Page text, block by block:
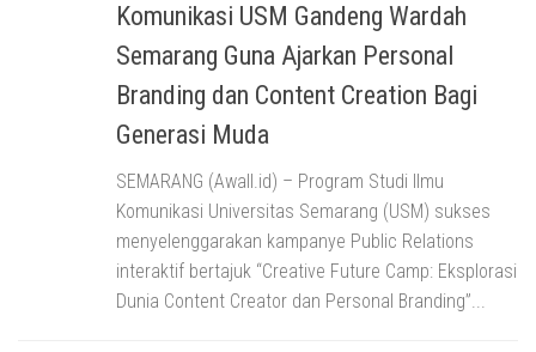
Komunikasi USM Gandeng Wardah
Semarang Guna Ajarkan Personal
Branding dan Content Creation Bagi
Generasi Muda
SEMARANG (Awall.id) – Program Studi Ilmu
Komunikasi Universitas Semarang (USM) sukses
menyelenggarakan kampanye Public Relations
interaktif bertajuk “Creative Future Camp: Eksplorasi
Dunia Content Creator dan Personal Branding”...